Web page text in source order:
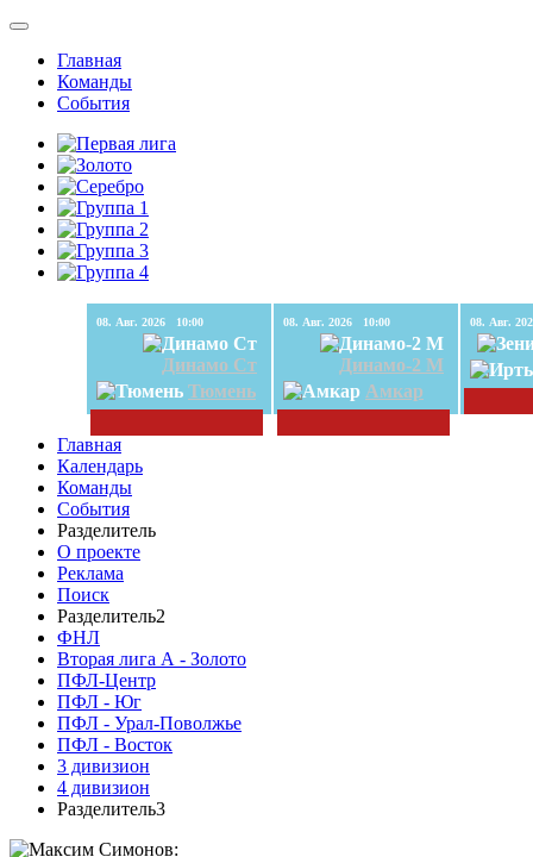
Главная
Команды
События
08. Авг. 2026 10:00
Динамо Ст
Тюмень
08. Авг. 2026 10:00
Динамо-2 М
Амкар
Главная
Календарь
Команды
События
Разделитель
О проекте
Реклама
Поиск
Разделитель2
ФНЛ
Вторая лига А - Золото
ПФЛ-Центр
ПФЛ - Юг
ПФЛ - Урал-Поволжье
ПФЛ - Восток
3 дивизион
4 дивизион
Разделитель3